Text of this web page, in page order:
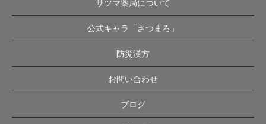
サツマ薬局について
公式キャラ「さつまろ」
防災漢方
お問い合わせ
ブログ